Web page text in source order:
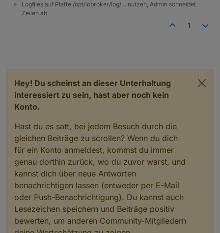
Logfiles auf Platte /opt/iobroker/log/… nutzen, Admin schneidet
Zeilen ab
1
Hey! Du scheinst an dieser Unterhaltung
interessiert zu sein, hast aber noch kein
Konto.
Hast du es satt, bei jedem Besuch durch die
gleichen Beiträge zu scrollen? Wenn du dich
für ein Konto anmeldest, kommst du immer
genau dorthin zurück, wo du zuvor warst, und
kannst dich über neue Antworten
benachrichtigen lassen (entweder per E-Mail
oder Push-Benachrichtigung). Du kannst auch
Lesezeichen speichern und Beiträge positiv
bewerten, um anderen Community-Mitgliedern